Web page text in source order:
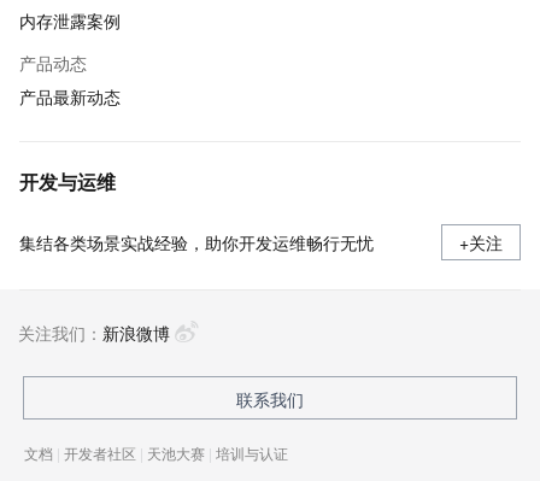
内存泄露案例
产品动态
产品最新动态
开发与运维
集结各类场景实战经验，助你开发运维畅行无忧 +关注
关注我们： 新浪微博
联系我们
文档 | 开发者社区 | 天池大赛 | 培训与认证